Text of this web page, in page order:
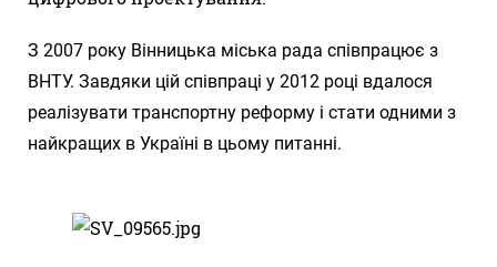
З 2007 року Вінницька міська рада співпрацює з
ВНТУ. Завдяки цій співпраці у 2012 році вдалося
реалізувати транспортну реформу і стати одними з
найкращих в Україні в цьому питанні.